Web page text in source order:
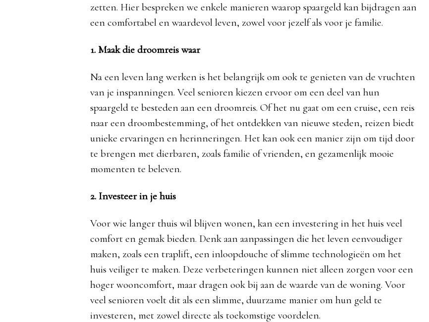
zetten. Hier bespreken we enkele manieren waarop spaargeld kan bijdragen aan
een comfortabel en waardevol leven, zowel voor jezelf als voor je familie.
1. Maak die droomreis waar
Na een leven lang werken is het belangrijk om ook te genieten van de vruchten
van je inspanningen. Veel senioren kiezen ervoor om een deel van hun
spaargeld te besteden aan een droomreis. Of het nu gaat om een cruise, een reis
naar een droombestemming, of het ontdekken van nieuwe steden, reizen biedt
unieke ervaringen en herinneringen. Het kan ook een manier zijn om tijd door
te brengen met dierbaren, zoals familie of vrienden, en gezamenlijk mooie
momenten te beleven.
2. Investeer in je huis
Voor wie langer thuis wil blijven wonen, kan een investering in het huis veel
comfort en gemak bieden. Denk aan aanpassingen die het leven eenvoudiger
maken, zoals een traplift, een inloopdouche of slimme technologieën om het
huis veiliger te maken. Deze verbeteringen kunnen niet alleen zorgen voor een
hoger wooncomfort, maar dragen ook bij aan de waarde van de woning. Voor
veel senioren voelt dit als een slimme, duurzame manier om hun geld te
investeren, met zowel directe als toekomstige voordelen.